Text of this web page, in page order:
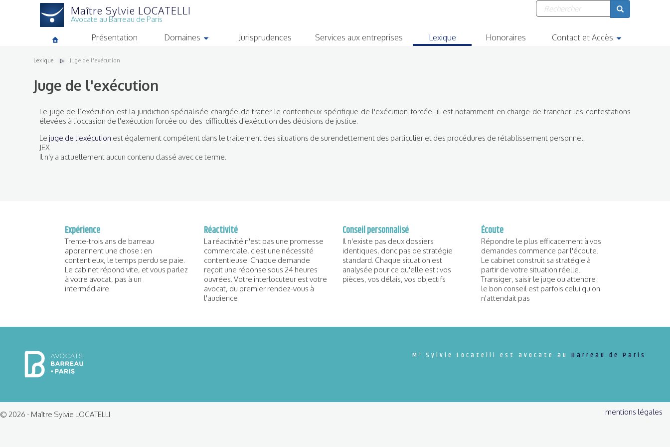
Maître Sylvie LOCATELLI
Avocate au Barreau de Paris
Formulaire
recherche
Présentation Domaines Jurisprudences Services aux entreprises Lexique Honoraires Contact et Accès
Lexique Juge de l'exécution
Juge de l'exécution
Le juge de l’exécution est la juridiction spécialisée chargée de traiter le contentieux spécifique de l'exécution forcée il est notamment en charge de trancher les contestations
élevées à l'occasion de l'exécution forcée ou des difficultés d'exécution des décisions de justice.
Le juge de l'exécution est également compétent dans le traitement des situations de surendettement des particulier et des procédures de rétablissement personnel.
JEX
Il n'y a actuellement aucun contenu classé avec ce terme.
Expérience
Trente-trois ans de barreau
apprennent une chose : en
contentieux, le temps perdu se paie.
Le cabinet répond vite, et vous parlez
à votre avocat, pas à un
intermédiaire.
Réactivité
La réactivité n'est pas une promesse
commerciale, c'est une nécessité
contentieuse. Chaque demande
reçoit une réponse sous 24 heures
ouvrées. Votre interlocuteur est votre
avocat, du premier rendez-vous à
l'audience
Conseil personnalisé
Il n'existe pas deux dossiers
identiques, donc pas de stratégie
standard. Chaque situation est
analysée pour ce qu'elle est : vos
pièces, vos délais, vos objectifs
Écoute
Répondre le plus efficacement à vos
demandes commence par l'écoute.
Le cabinet construit sa stratégie à
partir de votre situation réelle.
Transiger, saisir le juge ou attendre :
le bon conseil est parfois celui qu'on
n'attendait pas
M e Sylvie Locatelli est avocate au Barreau de Paris
© 2026 - Maître Sylvie LOCATELLI mentions légales